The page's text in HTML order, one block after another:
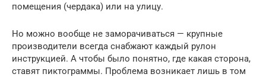
помещения (чердака) или на улицу.
Но можно вообще не заморачиваться — крупные
производители всегда снабжают каждый рулон
инструкцией. А чтобы было понятно, где какая сторона,
ставят пиктограммы. Проблема возникает лишь в том